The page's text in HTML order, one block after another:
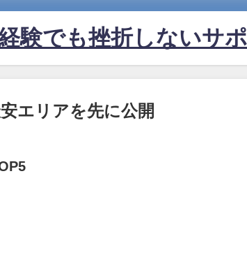
験でも挫折しないサ
エリアを先に公開